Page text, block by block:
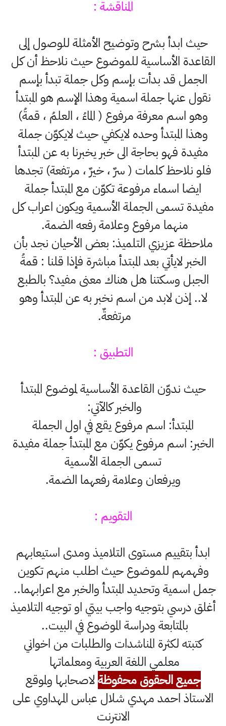
المناقشة :
حيث ابدأ بشرح وتوضيح الأمثلة للوصول إلى
القاعدة الأساسية للموضوع حيث نلاحظ أن كل
الجمل قد بدأت بإسم وكل جملة تبدأ بإسم
نقول عنها جملة اسمية وهذا الإسم هو المبتدأ
وهو اسم معرفة مرفوع ( الماءُ ، العلمُ ، قمةُ)
وهذا المبتدأ وحده لايكفي حيث لايكوّن جملة
مفيدة فهو بحاجة الى خبر يخبرنا به عن المبتدأ
فلو نلاحظ كلمات ( سرٌ ، خيرٌ ، مرتفعة) تجدها
ايضا اسماء مرفوعة تكوّن مع المبتدأ جملة
مفيدة تسمى الجملة الأسمية ويكون اعراب كل
منهما مرفوع وعلامة رفعه الضمة.
ملاحظة عزيزي التلميذ: بعض الأحيان نجد بأن
الخبر لايأتي بعد المبتدأ مباشرة فإذا قلنا : قمةُ
الجبل وسكتنا هل هناك معنى مفيد؟ بالطبع
لا.. إذن لابد من اسم نخبر به عن المبتدأ وهو
مرتفعةٌ.
التطبيق :
حيث ندوّن القاعدة الأساسية لموضوع المبتدأ
والخبر كالآتي:
المبتدأ: اسم مرفوع يقع في اول الجملة
الخبر: اسم مرفوع يكوّن مع المبتدأ جملة مفيدة
تسمى الجملة الأسمية
ويرفعان وعلامة رفعهما الضمة.
التقويم :
ابدأ بتقييم مستوى التلاميذ ومدى استيعابهم
وفهمهم للموضوع حيث اطلب منهم تكوين
جمل اسمية وتحديد المبتدأ والخبر مع اعرابهما..
أغلق درسي بتوجيه واجب بيتي او توجيه التلاميذ
بالمتابعة ودراسة الموضوع في البيت..
كتبته لكثرة المناشدات والطلبات من اخواني
معلمي اللغة العربية ومعلماتها
جميع الحقوق محفوظةلاصحابها ولموقع
الاستاذ احمد مهدي شلال عباس المهداوي على
الانترنت